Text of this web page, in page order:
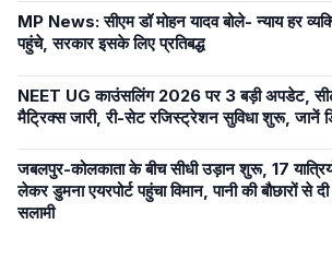
MP News: सीएम डॉ मोहन यादव बोले- न्याय हर
पहुंचे, सरकार इसके लिए प्रतिबद्ध
NEET UG काउंसलिंग 2026 पर 3 बड़ी अपडेट,
मैट्रिक्स जारी, री-सेट रजिस्ट्रेशन सुविधा शुरू, जानें
जबलपुर-कोलकाता के बीच सीधी उड़ान शुरू, 17
लेकर डुमना एयरपोर्ट पहुंचा विमान, पानी की बौछारों से
सलामी